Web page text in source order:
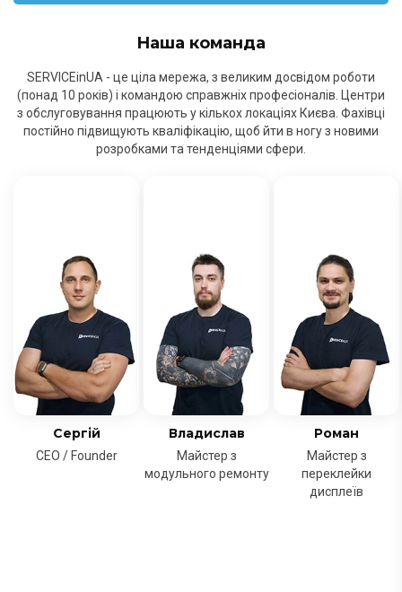
Наша команда
SERVICEinUA - це ціла мережа, з великим досвідом роботи
(понад 10 років) і командою справжніх професіоналів. Центри
з обслуговування працюють у кількох локаціях Києва. Фахівці
постійно підвищують кваліфікацію, щоб йти в ногу з новими
розробками та тенденціями сфери.
Сергій
CEO / Founder
Владислав
Майстер з
модульного ремонту
Роман
Майстер з
переклейки
дисплеїв